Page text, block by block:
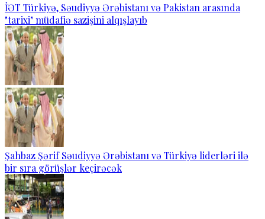
İƏT Türkiyə, Səudiyyə Ərəbistanı və Pakistan arasında
"tarixi" müdafiə sazişini alqışlayıb
Şahbaz Şərif Səudiyyə Ərəbistanı və Türkiyə liderləri ilə
bir sıra görüşlər keçirəcək